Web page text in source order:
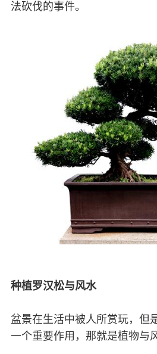
法砍伐的事件。
种植罗汉松与风水
盆景在生活中被人所赏玩，但
一个重要作用，那就是植物与